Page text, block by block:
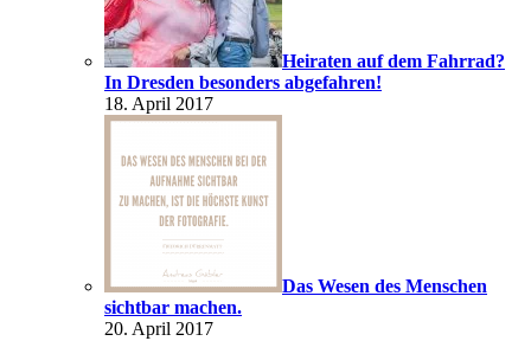
Heiraten auf dem Fahrrad?
In Dresden besonders abgefahren!
18. April 2017
Das Wesen des Menschen
sichtbar machen.
20. April 2017